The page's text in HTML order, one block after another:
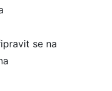
se na